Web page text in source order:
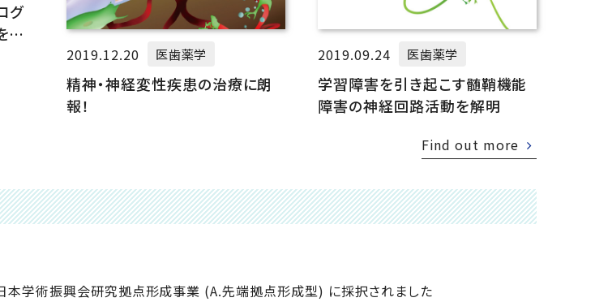
グ
引
2019.12.20 医歯薬学
精神・神経変性疾患の治療に朗
報！
2019.09.24 医歯薬学
学習障害を引き起こす髄鞘機能
障害の神経回路活動を解明
Find out more
学術振興会研究拠点形成事業 (A.先端拠点形成型) に採択されました